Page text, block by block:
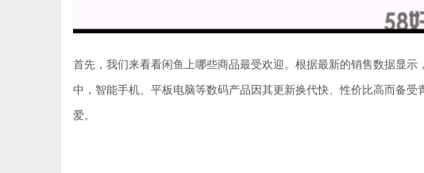
首先，我们来看看闲鱼上哪些商品最受欢迎。根据最新的销售数据显
中，智能手机、平板电脑等数码产品因其更新换代快、性价比高而备
爱。